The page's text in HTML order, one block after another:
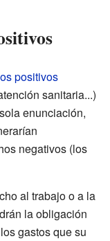
positivos
sanitaria...)
enunciación,
negativos (los
al trabajo o a la
la obligación
gastos que su